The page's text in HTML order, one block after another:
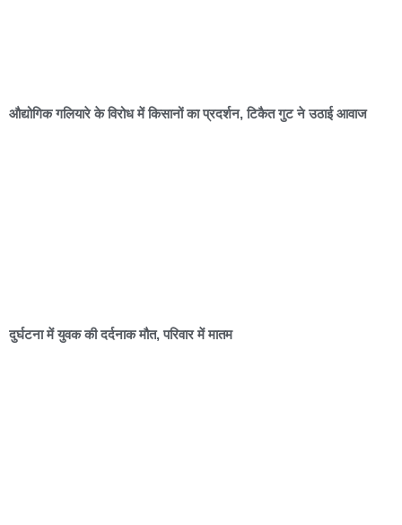
औद्योगिक गलियारे के विरोध में किसानों का प्रदर्शन, टिकैत गुट ने उठाई आवाज
दुर्घटना में युवक की दर्दनाक मौत, परिवार में मातम